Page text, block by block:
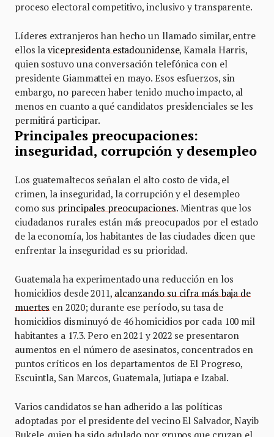
proceso electoral competitivo, inclusivo y transparente.
Líderes extranjeros han hecho un llamado similar, entre
ellos lavicepresidenta estadounidense, Kamala Harris,
quien sostuvo una conversación telefónica con el
presidente Giammattei en mayo. Esos esfuerzos, sin
embargo, no parecen haber tenido mucho impacto, al
menos en cuanto a qué candidatos presidenciales se les
permitirá participar.
Principales preocupaciones:
inseguridad, corrupción y desempleo
Los guatemaltecos señalan el alto costo de vida, el
crimen, la inseguridad, la corrupción y el desempleo
como susprincipales preocupaciones. Mientras que los
ciudadanos rurales están más preocupados por el estado
de la economía, los habitantes de las ciudades dicen que
enfrentar la inseguridad es su prioridad.
Guatemala ha experimentado una reducción en los
homicidios desde 2011, alcanzando su cifra más baja de
muertes en 2020; durante ese período, su tasa de
homicidios disminuyó de 46 homicidios por cada 100 mil
habitantes a 17.3. Pero en 2021 y 2022 se presentaron
aumentos en el número de asesinatos, concentrados en
puntos críticos en los departamentos de El Progreso,
Escuintla, San Marcos, Guatemala, Jutiapa e Izabal.
Varios candidatos se han adherido a las políticas
adoptadas por el presidente del vecino El Salvador, Nayib